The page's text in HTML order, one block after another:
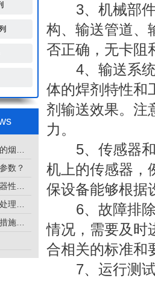
数？
3、机械部件
构、输送管道、
否正确，无卡阻
4、输送系统
体的焊剂特性和
剂输送效果。注
力。
5、传感器和
机上的传感器，
保设备能够根据
6、故障排除
情况，需要及时
合相关的标准和
7、运行测试